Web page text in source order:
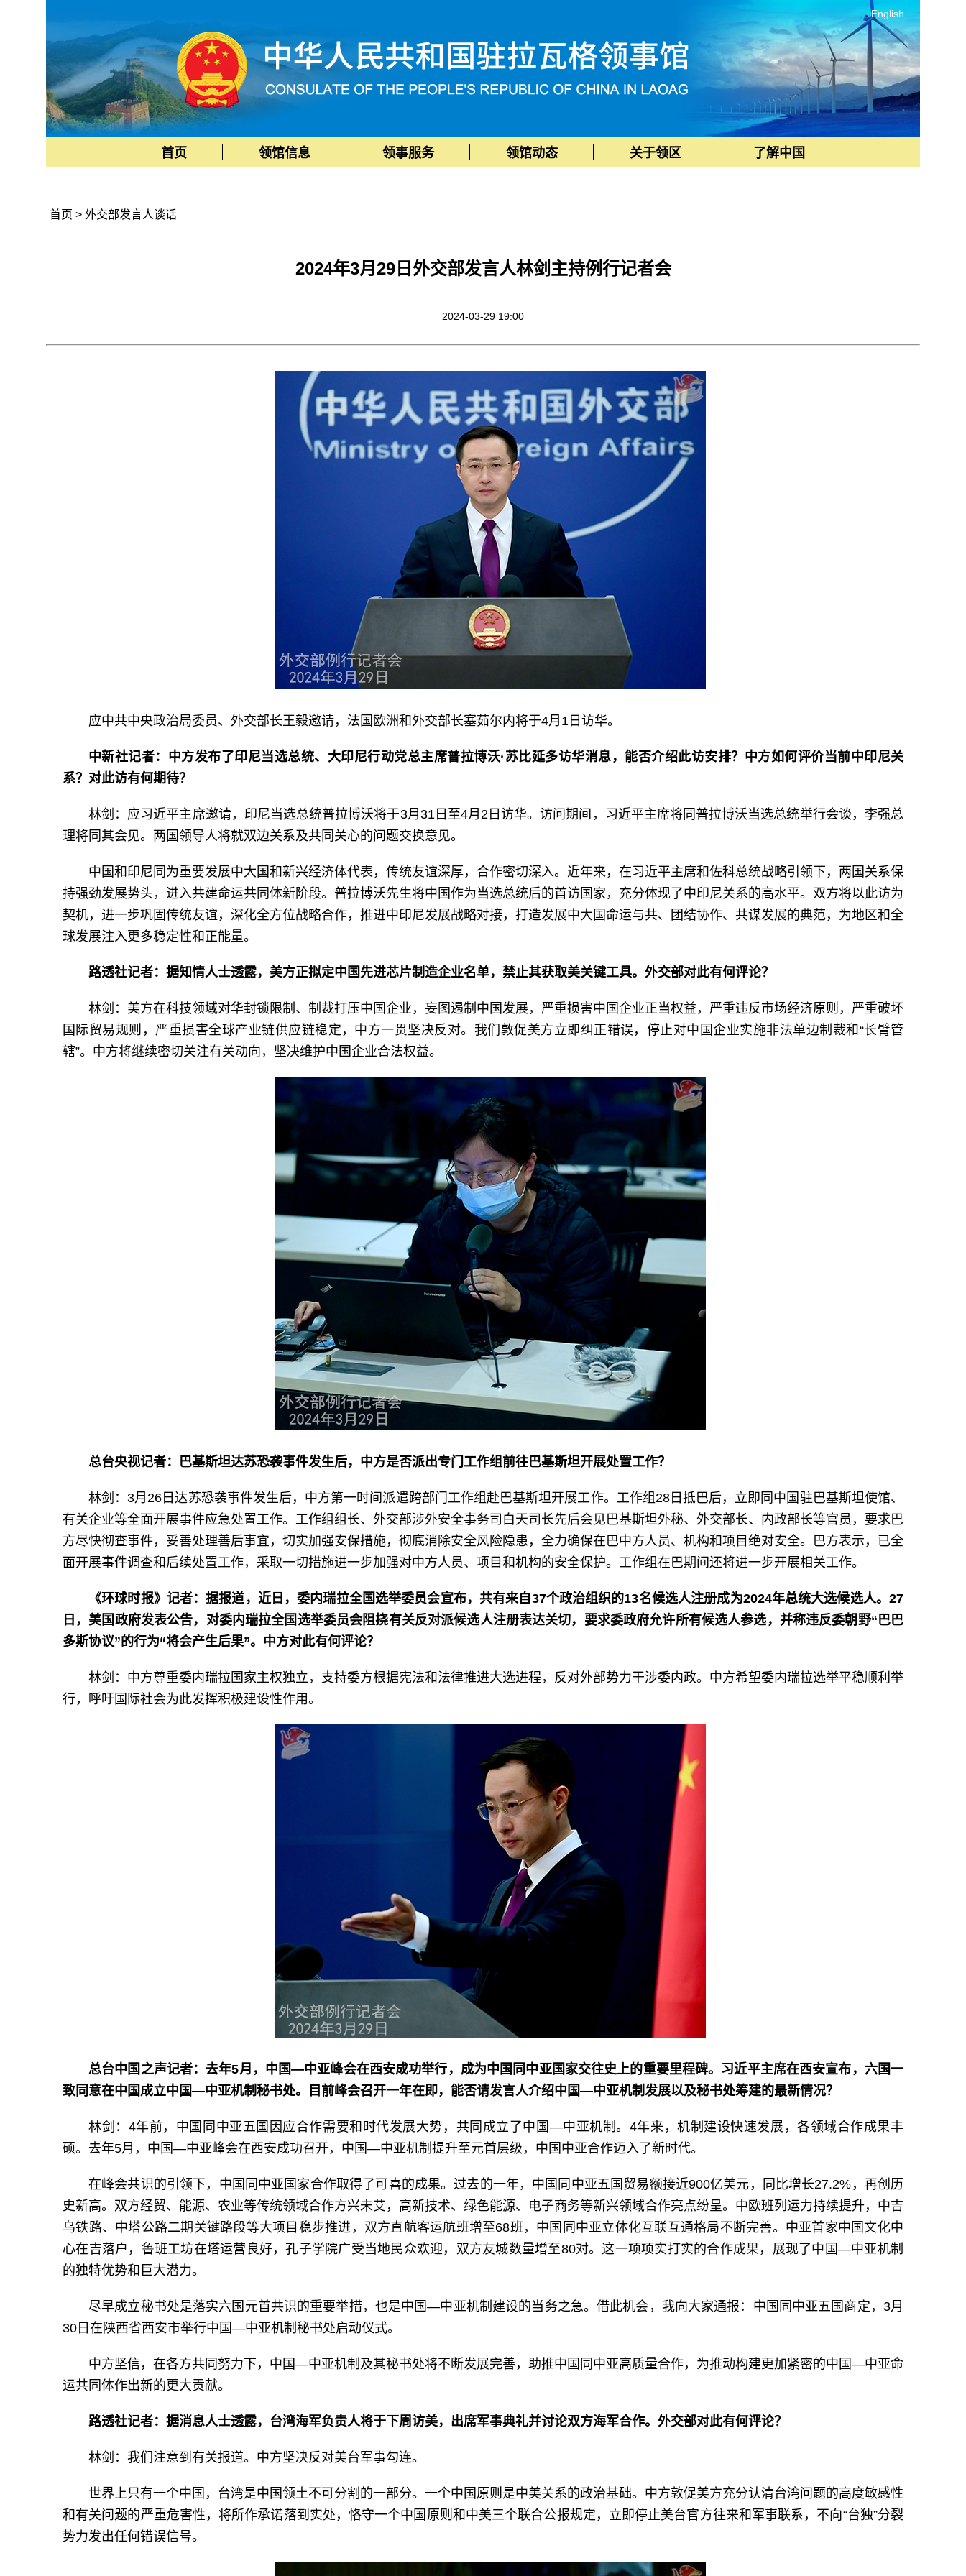
English
首页 领馆信息 领事服务 领馆动态 关于领区 了解中国
首页 > 外交部发言人谈话
2024年3月29日外交部发言人林剑主持例行记者会
2024-03-29 19:00
应中共中央政治局委员、外交部长王毅邀请，法国欧洲和外交部长塞茹尔内将于4月1日访华。
中新社记者：中方发布了印尼当选总统、大印尼行动党总主席普拉博沃·苏比延多访华消息，能否介绍此访安排？中方如何评价当前中印尼关
系？对此访有何期待？
林剑：应习近平主席邀请，印尼当选总统普拉博沃将于3月31日至4月2日访华。访问期间，习近平主席将同普拉博沃当选总统举行会谈，李强总
理将同其会见。两国领导人将就双边关系及共同关心的问题交换意见。
中国和印尼同为重要发展中大国和新兴经济体代表，传统友谊深厚，合作密切深入。近年来，在习近平主席和佐科总统战略引领下，两国关系保
持强劲发展势头，进入共建命运共同体新阶段。普拉博沃先生将中国作为当选总统后的首访国家，充分体现了中印尼关系的高水平。双方将以此访为
契机，进一步巩固传统友谊，深化全方位战略合作，推进中印尼发展战略对接，打造发展中大国命运与共、团结协作、共谋发展的典范，为地区和全
球发展注入更多稳定性和正能量。
路透社记者：据知情人士透露，美方正拟定中国先进芯片制造企业名单，禁止其获取美关键工具。外交部对此有何评论？
林剑：美方在科技领域对华封锁限制、制裁打压中国企业，妄图遏制中国发展，严重损害中国企业正当权益，严重违反市场经济原则，严重破坏
国际贸易规则，严重损害全球产业链供应链稳定，中方一贯坚决反对。我们敦促美方立即纠正错误，停止对中国企业实施非法单边制裁和“长臂管
辖”。中方将继续密切关注有关动向，坚决维护中国企业合法权益。
总台央视记者：巴基斯坦达苏恐袭事件发生后，中方是否派出专门工作组前往巴基斯坦开展处置工作？
林剑：3月26日达苏恐袭事件发生后，中方第一时间派遣跨部门工作组赴巴基斯坦开展工作。工作组28日抵巴后，立即同中国驻巴基斯坦使馆、
有关企业等全面开展事件应急处置工作。工作组组长、外交部涉外安全事务司白天司长先后会见巴基斯坦外秘、外交部长、内政部长等官员，要求巴
方尽快彻查事件，妥善处理善后事宜，切实加强安保措施，彻底消除安全风险隐患，全力确保在巴中方人员、机构和项目绝对安全。巴方表示，已全
面开展事件调查和后续处置工作，采取一切措施进一步加强对中方人员、项目和机构的安全保护。工作组在巴期间还将进一步开展相关工作。
《环球时报》记者：据报道，近日，委内瑞拉全国选举委员会宣布，共有来自37个政治组织的13名候选人注册成为2024年总统大选候选人。27
日，美国政府发表公告，对委内瑞拉全国选举委员会阻挠有关反对派候选人注册表达关切，要求委政府允许所有候选人参选，并称违反委朝野“巴巴
多斯协议”的行为“将会产生后果”。中方对此有何评论？
林剑：中方尊重委内瑞拉国家主权独立，支持委方根据宪法和法律推进大选进程，反对外部势力干涉委内政。中方希望委内瑞拉选举平稳顺利举
行，呼吁国际社会为此发挥积极建设性作用。
总台中国之声记者：去年5月，中国—中亚峰会在西安成功举行，成为中国同中亚国家交往史上的重要里程碑。习近平主席在西安宣布，六国一
致同意在中国成立中国—中亚机制秘书处。目前峰会召开一年在即，能否请发言人介绍中国—中亚机制发展以及秘书处筹建的最新情况？
林剑：4年前，中国同中亚五国因应合作需要和时代发展大势，共同成立了中国—中亚机制。4年来，机制建设快速发展，各领域合作成果丰
硕。去年5月，中国—中亚峰会在西安成功召开，中国—中亚机制提升至元首层级，中国中亚合作迈入了新时代。
在峰会共识的引领下，中国同中亚国家合作取得了可喜的成果。过去的一年，中国同中亚五国贸易额接近900亿美元，同比增长27.2%，再创历
史新高。双方经贸、能源、农业等传统领域合作方兴未艾，高新技术、绿色能源、电子商务等新兴领域合作亮点纷呈。中欧班列运力持续提升，中吉
乌铁路、中塔公路二期关键路段等大项目稳步推进，双方直航客运航班增至68班，中国同中亚立体化互联互通格局不断完善。中亚首家中国文化中
心在吉落户，鲁班工坊在塔运营良好，孔子学院广受当地民众欢迎，双方友城数量增至80对。这一项项实打实的合作成果，展现了中国—中亚机制
的独特优势和巨大潜力。
尽早成立秘书处是落实六国元首共识的重要举措，也是中国—中亚机制建设的当务之急。借此机会，我向大家通报：中国同中亚五国商定，3月
30日在陕西省西安市举行中国—中亚机制秘书处启动仪式。
中方坚信，在各方共同努力下，中国—中亚机制及其秘书处将不断发展完善，助推中国同中亚高质量合作，为推动构建更加紧密的中国—中亚命
运共同体作出新的更大贡献。
路透社记者：据消息人士透露，台湾海军负责人将于下周访美，出席军事典礼并讨论双方海军合作。外交部对此有何评论？
林剑：我们注意到有关报道。中方坚决反对美台军事勾连。
世界上只有一个中国，台湾是中国领土不可分割的一部分。一个中国原则是中美关系的政治基础。中方敦促美方充分认清台湾问题的高度敏感性
和有关问题的严重危害性，将所作承诺落到实处，恪守一个中国原则和中美三个联合公报规定，立即停止美台官方往来和军事联系，不向“台独”分裂
势力发出任何错误信号。